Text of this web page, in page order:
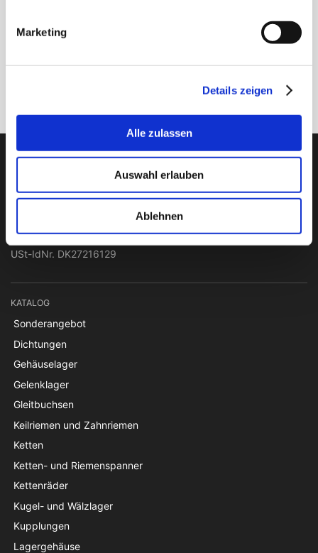
Marketing
Details zeigen
Alle zulassen
Auswahl erlauben
Ablehnen
PTI Europa A/S
Papegøjevej 7, DK-6270 Tønder
USt-IdNr. DK27216129
KATALOG
Sonderangebot
Dichtungen
Gehäuselager
Gelenklager
Gleitbuchsen
Keilriemen und Zahnriemen
Ketten
Ketten- und Riemenspanner
Kettenräder
Kugel- und Wälzlager
Kupplungen
Lagergehäuse